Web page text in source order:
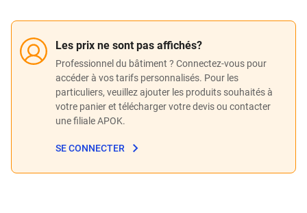
Les prix ne sont pas affichés?
Professionnel du bâtiment ? Connectez-vous pour
accéder à vos tarifs personnalisés. Pour les
particuliers, veuillez ajouter les produits souhaités à
votre panier et télécharger votre devis ou contacter
une filiale APOK.
SE CONNECTER